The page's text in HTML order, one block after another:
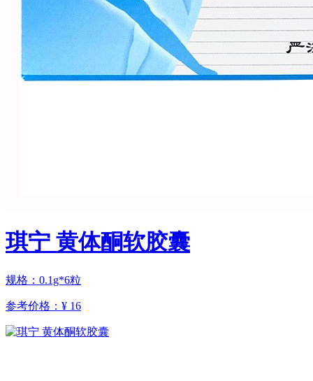
琪宁 黄体酮软胶囊
规格：0.1g*6粒
参考价格： ¥ 16